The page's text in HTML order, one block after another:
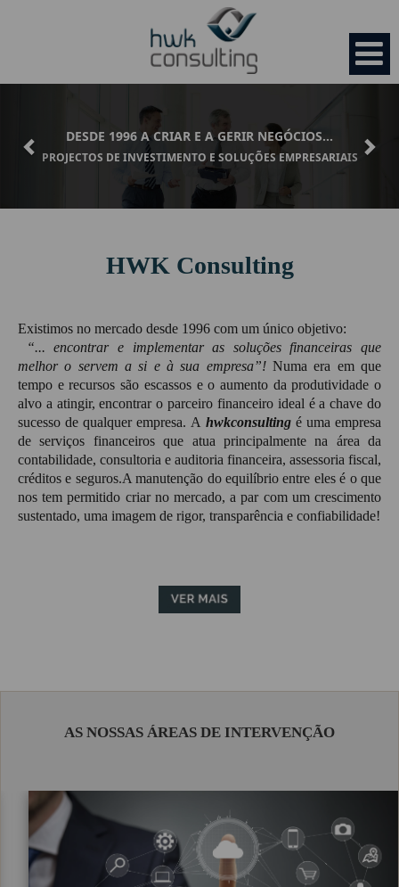
HOME
Missão
Valores
Visão
HWK Startup
HWK Gestão & Contabilidade
HWK Seguros
HWK Crédito & Poupança
OPORTUNIDADES
CLIENTES
PROTOCOLOS
Proposta Contabilidade
DESDE 1996 A CRIAR E A GERIR NEGÓCIOS...
PROJECTOS DE INVESTIMENTO E SOLUÇÕES EMPRESARIAIS
HWK Consulting
Existimos no mercado desde 1996 com um único objetivo:
“... encontrar e implementar as soluções financeiras que
melhor o servem a si e à sua empresa”!Numa era em que
tempo e recursos são escassos e o aumento da produtividade o
alvo a atingir, encontrar o parceiro financeiro ideal é a chave do
sucesso de qualquer empresa. A hwkconsultingé uma empresa
de serviços financeiros que atua principalmente na área da
contabilidade, consultoria e auditoria financeira, assessoria fiscal,
créditos e seguros.A manutenção do equilíbrio entre eles é o que
nos tem permitido criar no mercado, a par com um crescimento
sustentado, uma imagem de rigor, transparência e confiabilidade!
AS NOSSAS ÁREAS DE INTERVENÇÃO